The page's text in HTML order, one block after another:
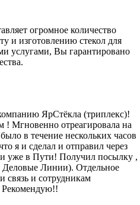
огромное количество
и изготовлению стекол для
услугами, Вы гарантировано
ЯрСтёкла (триплекс)!
! Мгновенно отреагировала на
в течение нескольких часов
я и сделал и отправил через
уже в Пути! Получил посылку ,
Деловые Линии). Отдельное
связь и сотрудникам
Рекомендую!!